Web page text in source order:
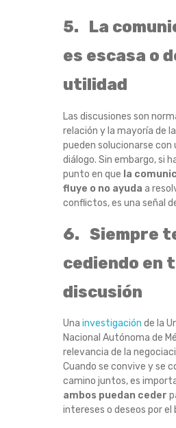
5. La
es escasa o
utilidad
Las discusiones son
relación y la mayoría de
pueden solucionarse con
diálogo. Sin embargo, si
punto en que la
fluye o no ayuda a
conflictos, es una señal
6. Siempre
cediendo en
discusión
Una investigación de la
Nacional Autónoma de
relevancia de la
Cuando se convive y se
camino juntos, es
ambos puedan ceder
intereses o deseos por el